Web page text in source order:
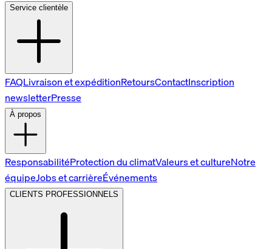
Service clientèle
FAQLivraison et expéditionRetoursContactInscription
newsletterPresse
À propos
ResponsabilitéProtection du climatValeurs et cultureNotre
équipeJobs et carrièreÉvénements
CLIENTS PROFESSIONNELS